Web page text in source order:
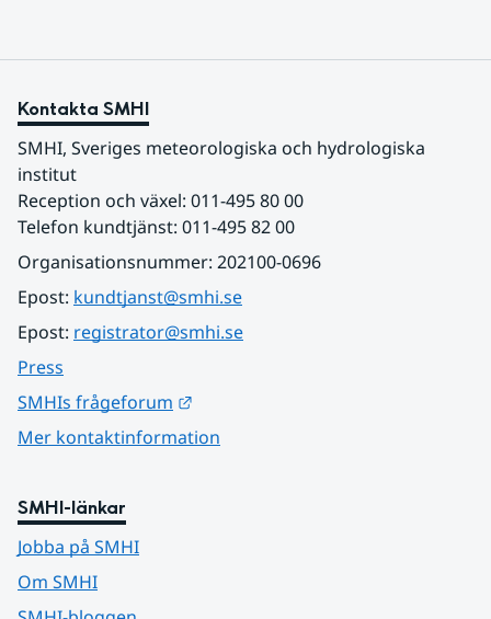
Kontakta SMHI
SMHI, Sveriges meteorologiska och hydrologiska
institut
Reception och växel: 011-495 80 00
Telefon kundtjänst: 011-495 82 00
Organisationsnummer: 202100-0696
Epost: kundtjanst@smhi.se
Epost: registrator@smhi.se
Press
SMHIs frågeforum
Mer kontaktinformation
SMHI-länkar
Jobba på SMHI
Om SMHI